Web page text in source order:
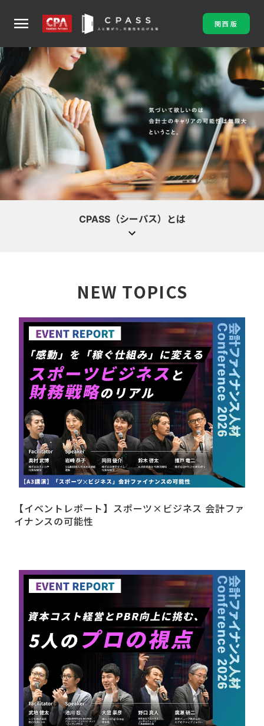
menu 関西版
CPASS（シーパス）とは
詳しく見る
NEW TOPICS
【イベントレポート】スポーツ×ビジネス 会計ファ
イナンスの可能性